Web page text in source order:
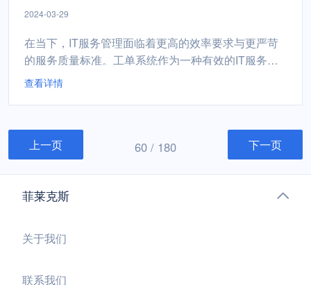
2024-03-29
在当下，IT服务管理面临着更高的效率要求与更严苛
的服务质量标准。工单系统作为一种有效的IT服务管
理工具，已经在故障排查、资产管理等多个环节中发
主要体现在以下几点：自动工单生成：系统能自动捕
获来自各种渠道的故障报告，如邮件、电话、自助服
务门户等，将...
查看详情
上一页 60 / 180 下一页
菲莱克斯
关于我们
联系我们